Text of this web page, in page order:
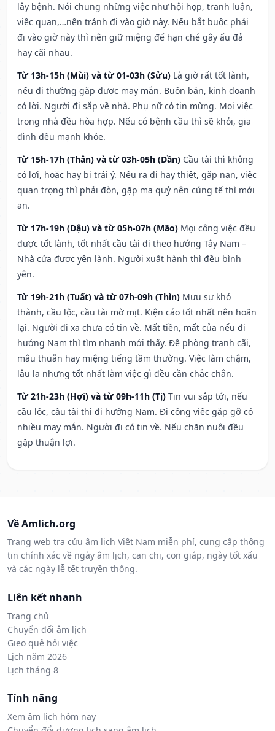
lây bệnh. Nói chung những việc như hội họp, tranh luận,
việc quan,…nên tránh đi vào giờ này. Nếu bắt buộc phải
đi vào giờ này thì nên giữ miệng để hạn ché gây ẩu đả
hay cãi nhau.
Từ 13h-15h (Mùi) và từ 01-03h (Sửu) Là giờ rất tốt lành,
nếu đi thường gặp được may mắn. Buôn bán, kinh doanh
có lời. Người đi sắp về nhà. Phụ nữ có tin mừng. Mọi việc
trong nhà đều hòa hợp. Nếu có bệnh cầu thì sẽ khỏi, gia
đình đều mạnh khỏe.
Từ 15h-17h (Thân) và từ 03h-05h (Dần) Cầu tài thì không
có lợi, hoặc hay bị trái ý. Nếu ra đi hay thiệt, gặp nạn, việc
quan trọng thì phải đòn, gặp ma quỷ nên cúng tế thì mới
an.
Từ 17h-19h (Dậu) và từ 05h-07h (Mão) Mọi công việc đều
được tốt lành, tốt nhất cầu tài đi theo hướng Tây Nam –
Nhà cửa được yên lành. Người xuất hành thì đều bình
yên.
Từ 19h-21h (Tuất) và từ 07h-09h (Thìn) Mưu sự khó
thành, cầu lộc, cầu tài mờ mịt. Kiện cáo tốt nhất nên hoãn
lại. Người đi xa chưa có tin về. Mất tiền, mất của nếu đi
hướng Nam thì tìm nhanh mới thấy. Đề phòng tranh cãi,
mâu thuẫn hay miệng tiếng tầm thường. Việc làm chậm,
lâu la nhưng tốt nhất làm việc gì đều cần chắc chắn.
Từ 21h-23h (Hợi) và từ 09h-11h (Tị) Tin vui sắp tới, nếu
cầu lộc, cầu tài thì đi hướng Nam. Đi công việc gặp gỡ có
nhiều may mắn. Người đi có tin về. Nếu chăn nuôi đều
gặp thuận lợi.
Về Amlich.org
Trang web tra cứu âm lịch Việt Nam miễn phí, cung cấp thông
tin chính xác về ngày âm lịch, can chi, con giáp, ngày tốt xấu
và các ngày lễ tết truyền thống.
Liên kết nhanh
Trang chủ
Chuyển đổi âm lịch
Gieo quẻ hỏi việc
Lịch năm 2026
Lịch tháng 8
Tính năng
Xem âm lịch hôm nay